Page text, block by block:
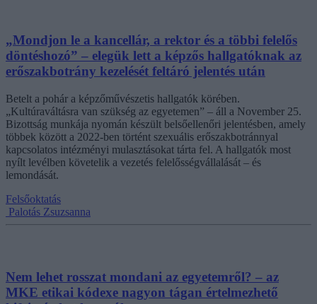
„Mondjon le a kancellár, a rektor és a többi felelős
döntéshozó” – elegük lett a képzős hallgatóknak az
erőszakbotrány kezelését feltáró jelentés után
Betelt a pohár a képzőművészetis hallgatók körében.
„Kultúraváltásra van szükség az egyetemen” – áll a November 25.
Bizottság munkája nyomán készült belsőellenőri jelentésben, amely
többek között a 2022-ben történt szexuális erőszakbotránnyal
kapcsolatos intézményi mulasztásokat tárta fel. A hallgatók most
nyílt levélben követelik a vezetés felelősségvállalását – és
lemondását.
Felsőoktatás
Palotás Zsuzsanna
Nem lehet rosszat mondani az egyetemről? – az
MKE etikai kódexe nagyon tágan értelmezhető